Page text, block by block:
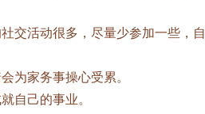
交活动很多，尽量少参加一些，自
为家务事操心受累。
自己的事业。